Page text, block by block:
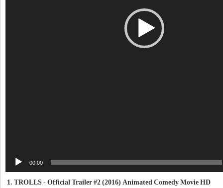
00:00
1. TROLLS - Official Trailer #2 (2016) Animated Comedy Movie HD